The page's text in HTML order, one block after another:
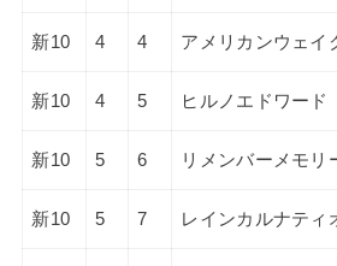
新10 4 4 アメリカンウェイ
新10 4 5 ヒルノエドワード
新10 5 6 リメンバーメモリ
新10 5 7 レインカルナティ